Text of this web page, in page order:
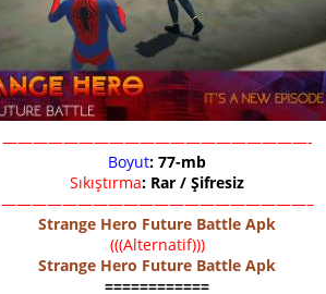
————————————————————-
Boyut: 77-mb
Sıkıştırma: Rar / Şifresiz
————————————————————–
Strange Hero Future Battle Apk
(((Alternatif)))
Strange Hero Future Battle Apk
============